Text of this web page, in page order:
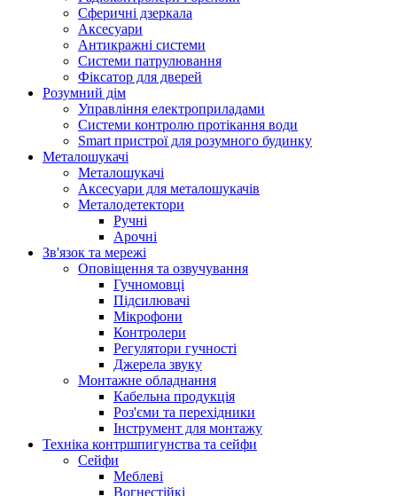
Сферичні дзеркала
Аксесуари
Антикражні системи
Системи патрулювання
Фіксатор для дверей
Розумний дім
Управління електроприладами
Системи контролю протікання води
Smart пристрої для розумного будинку
Металошукачі
Металошукачі
Аксесуари для металошукачів
Металодетектори
Ручні
Арочні
Зв'язок та мережі
Оповіщення та озвучування
Гучномовці
Підсилювачі
Мікрофони
Контролери
Регулятори гучності
Джерела звуку
Монтажне обладнання
Кабельна продукція
Роз'єми та перехідники
Інструмент для монтажу
Техніка контршпигунства та сейфи
Сейфи
Меблеві
Вогнестійкі